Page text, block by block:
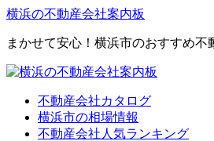
横浜の不動産会社案内板
まかせて安心！横浜市のおすすめ不
不動産会社カタログ
横浜市の相場情報
不動産会社人気ランキング